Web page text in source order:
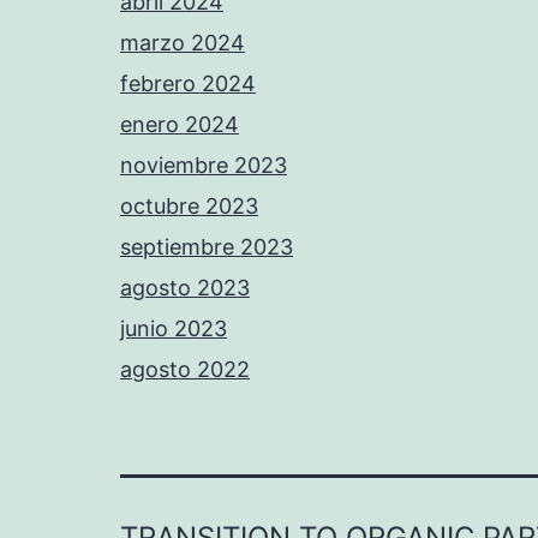
marzo 2024
febrero 2024
enero 2024
noviembre 2023
octubre 2023
septiembre 2023
agosto 2023
junio 2023
agosto 2022